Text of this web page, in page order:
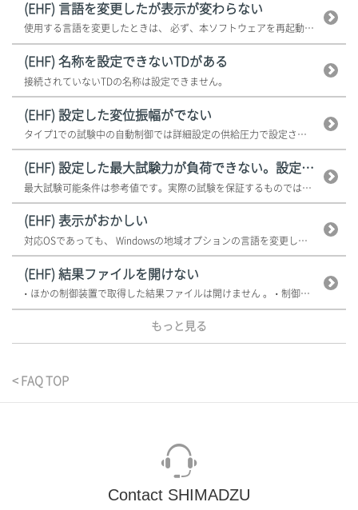
(EHF) 言語を変更したが表示が変わらない
使用する言語を変更したときは、 必ず、本ソフトウェアを再起動してください ...
(EHF) 名称を設定できないTDがある
接続されていないTDの名称は設定できません。
(EHF) 設定した変位振幅がでない
タイプ1での試験中の自動制御では詳細設定の供給圧力で設定された供給圧力で計...
(EHF) 設定した最大試験力が負荷できない。設定した...
最大試験可能条件は参考値です。実際の試験を保証するものではありません。装置...
(EHF) 表示がおかしい
対応OSであっても、 Windowsの地域オプションの言語を変更しないでく...
(EHF) 結果ファイルを開けない
• ほかの制御装置で取得した結果ファイルは開けません 。 • 制御装置と...
もっと見る
< FAQ TOP
Contact SHIMADZU